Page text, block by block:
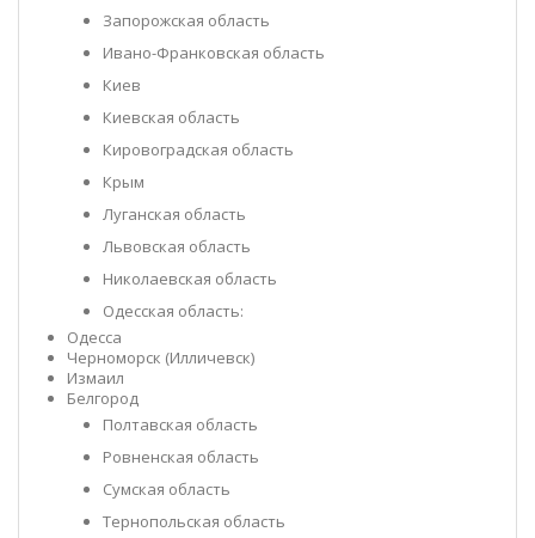
Запорожская область
Ивано-Франковская область
Киев
Киевская область
Кировоградская область
Крым
Луганская область
Львовская область
Николаевская область
Одесская область:
Одесса
Черноморск (Илличевск)
Измаил
Белгород
Полтавская область
Ровненская область
Сумская область
Тернопольская область